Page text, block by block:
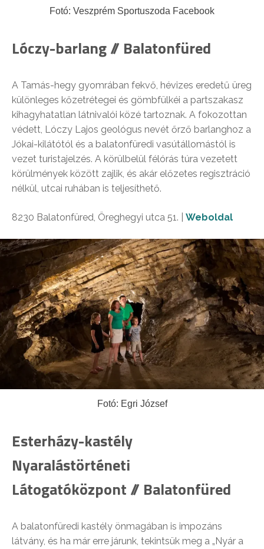
Fotó: Veszprém Sportuszoda Facebook
Lóczy-barlang // Balatonfüred
A Tamás-hegy gyomrában fekvő, hévizes eredetű üreg
különleges kőzetrétegei és gömbfülkéi a partszakasz
kihagyhatatlan látnivalói közé tartoznak. A fokozottan
védett, Lóczy Lajos geológus nevét őrző barlanghoz a
Jókai-kilátótól és a balatonfüredi vasútállomástól is
vezet turistajelzés. A körülbelül félórás túra vezetett
körülmények között zajlik, és akár előzetes regisztráció
nélkül, utcai ruhában is teljesíthető.
8230 Balatonfüred, Öreghegyi utca 51. | Weboldal
Fotó: Egri József
Esterházy-kastély
Nyaralástörténeti
Látogatóközpont // Balatonfüred
A balatonfüredi kastély önmagában is impozáns
látvány, és ha már erre járunk, tekintsük meg a „Nyár a